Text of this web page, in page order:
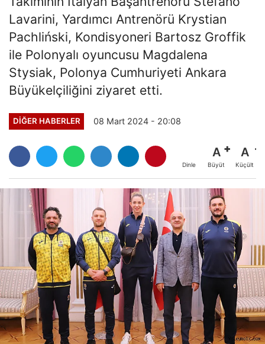
Lavarini, Yardımcı Antrenörü Krystian
Pachliński, Kondisyoneri Bartosz Groffik
ile Polonyalı oyuncusu Magdalena
Stysiak, Polonya Cumhuriyeti Ankara
Büyükelçiliğini ziyaret etti.
DIĞER HABERLER 08 Mart 2024 - 20:08
Dinle
A
Büyüt
A
Küçült